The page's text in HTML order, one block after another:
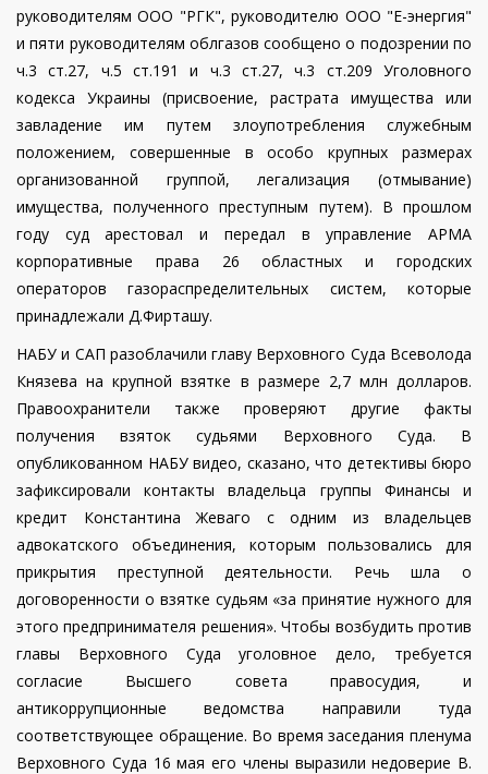
руководителям ООО "РГК", руководителю ООО "Е-энергия"
и пяти руководителям облгазов сообщено о подозрении по
ч.3 ст.27, ч.5 ст.191 и ч.3 ст.27, ч.3 ст.209 Уголовного
кодекса Украины (присвоение, растрата имущества или
завладение им путем злоупотребления служебным
положением, совершенные в особо крупных размерах
организованной группой, легализация (отмывание)
имущества, полученного преступным путем). В прошлом
году суд арестовал и передал в управление АРМА
корпоративные права 26 областных и городских
операторов газораспределительных систем, которые
принадлежали Д.Фирташу.
НАБУ и САП разоблачили главу Верховного Суда Всеволода
Князева на крупной взятке в размере 2,7 млн долларов.
Правоохранители также проверяют другие факты
получения взяток судьями Верховного Суда.
В
опубликованном НАБУ видео, сказано, что детективы бюро
зафиксировали контакты владельца группы Финансы и
кредит Константина Жеваго с одним из владельцев
адвокатского объединения, которым пользовались для
прикрытия преступной деятельности. Речь шла о
договоренности о взятке судьям «за принятие нужного для
этого предпринимателя решения». Чтобы возбудить против
главы Верховного Суда уголовное дело, требуется
согласие Высшего совета правосудия, и
антикоррупционные ведомства направили туда
соответствующее обращение. Во время заседания пленума
Верховного Суда 16 мая его члены выразили недоверие В.